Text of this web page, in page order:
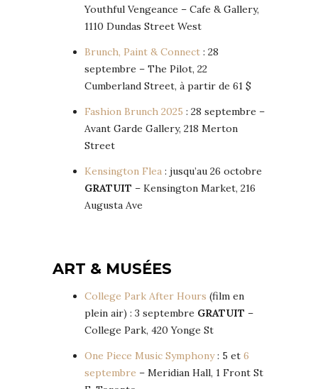
Youthful Vengeance – Cafe & Gallery,
1110 Dundas Street West
Brunch, Paint & Connect : 28
septembre – The Pilot, 22
Cumberland Street, à partir de 61 $
Fashion Brunch 2025 : 28 septembre –
Avant Garde Gallery, 218 Merton
Street
Kensington Flea : jusqu’au 26 octobre
GRATUIT – Kensington Market, 216
Augusta Ave
ART & MUSÉES
College Park After Hours (film en
plein air) : 3 septembre GRATUIT –
College Park, 420 Yonge St
One Piece Music Symphony: 5 et 6
septembre – Meridian Hall, 1 Front St